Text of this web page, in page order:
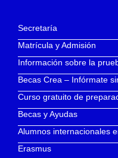
Secretaría
Matrícula y Admisión
Información sobre la
Becas Crea – Infórmate
Curso gratuito de
Becas y Ayudas
Alumnos internacionales
Erasmus